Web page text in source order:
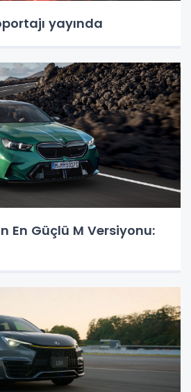
yayında
En Güçlü M Versiyonu: